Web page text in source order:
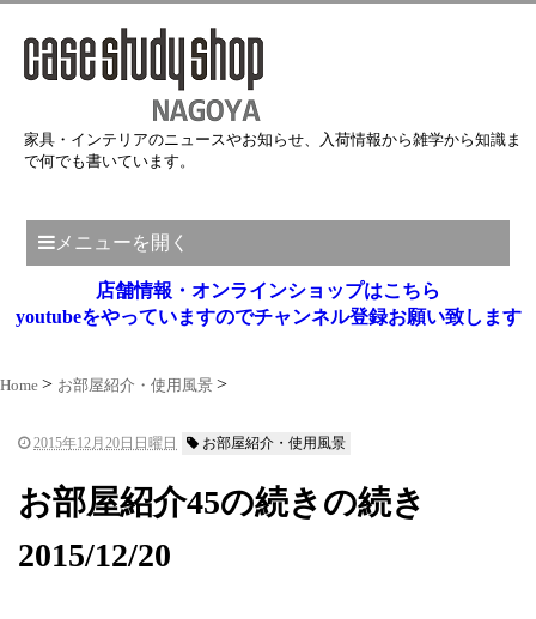
家具・インテリアのニュースやお知らせ、入荷情報から雑学から知識ま
で何でも書いています。
メニューを開く
店舗情報・オンラインショップはこちら
youtubeをやっていますのでチャンネル登録お願い致します
Home お部屋紹介・使用風景
2015年12月20日日曜日 お部屋紹介・使用風景
お部屋紹介45の続きの続き
2015/12/20